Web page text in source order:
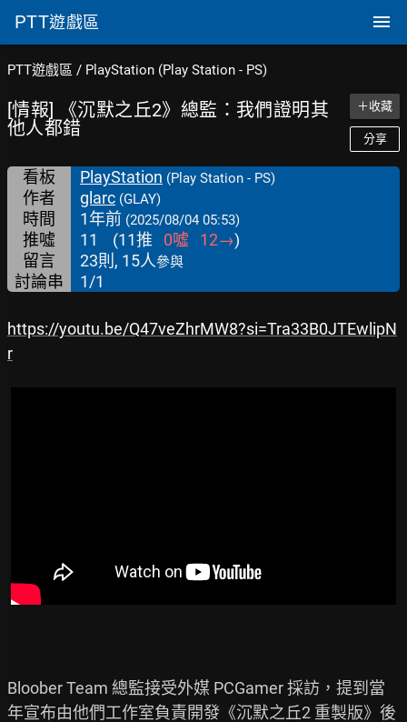
PTT遊戲區
PTT遊戲區 / PlayStation (Play Station - PS)
[情報] 《沉默之丘2》總監：我們證明其
他人都錯
＋收藏
分享
看板 PlayStation (Play Station - PS)
作者 glarc (GLAY)
時間 1年前 (2025/08/04 05:53)
推噓 11 (11推 0噓 12→)
留言
23則, 15人參與
討論串 1/1
https://youtu.be/Q47veZhrMW8?si=Tra33B0JTEwlipN
r
Bloober Team 總監接受外媒 PCGamer 採訪，提到當
年宣布由他們工作室負責開發《沉默之丘2 重製版》後